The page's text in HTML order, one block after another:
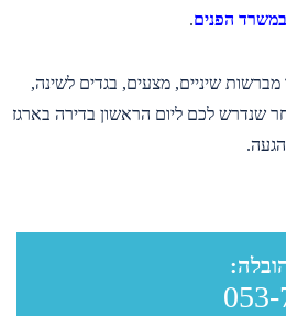
במשרד הפנים.
מברשות שיניים, מצעים, בגדים לשינה,
שנדרש לכם ליום הראשון בדירה בארגז